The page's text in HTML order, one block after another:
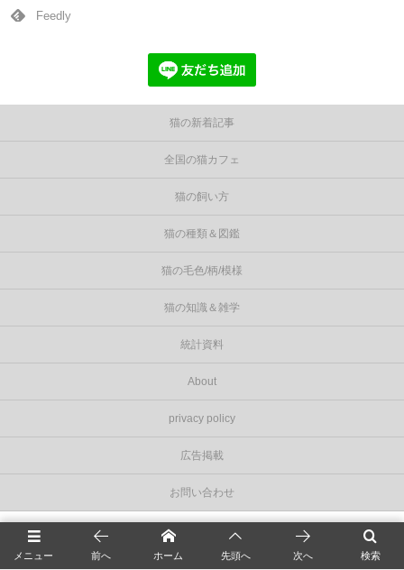
Feedly
猫の新着記事
全国の猫カフェ
猫の飼い方
猫の種類＆図鑑
猫の毛色/柄/模様
猫の知識＆雑学
統計資料
About
privacy policy
広告掲載
お問い合わせ
Cat Press（キャットプレス）
メニュー 検索
前へ ホーム 先頭へ 次へ